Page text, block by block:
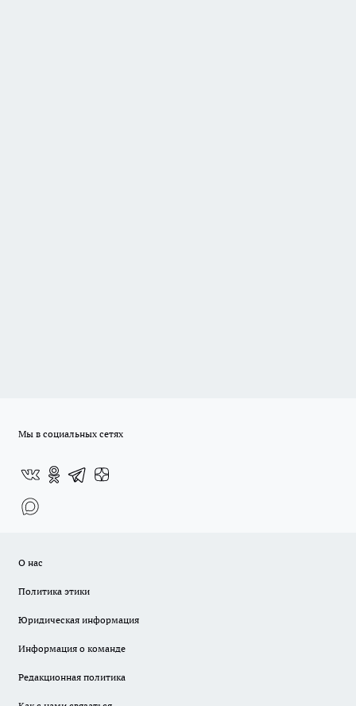
Мы в социальных сетях
О нас
Политика этики
Юридическая информация
Информация о команде
Редакционная политика